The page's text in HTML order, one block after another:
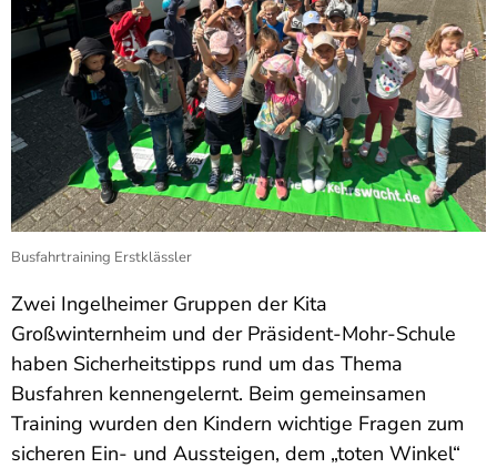
Busfahrtraining Erstklässler
Zwei Ingelheimer Gruppen der Kita
Großwinternheim und der Präsident-Mohr-Schule
haben Sicherheitstipps rund um das Thema
Busfahren kennengelernt. Beim gemeinsamen
Training wurden den Kindern wichtige Fragen zum
sicheren Ein- und Aussteigen, dem „toten Winkel“